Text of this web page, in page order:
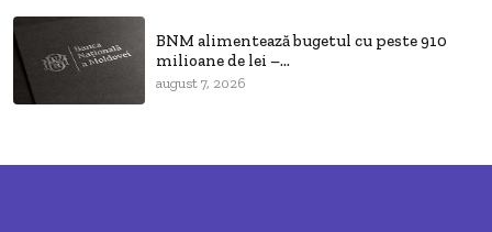
BNM alimentează bugetul cu peste 910
milioane de lei –...
august 7, 2026